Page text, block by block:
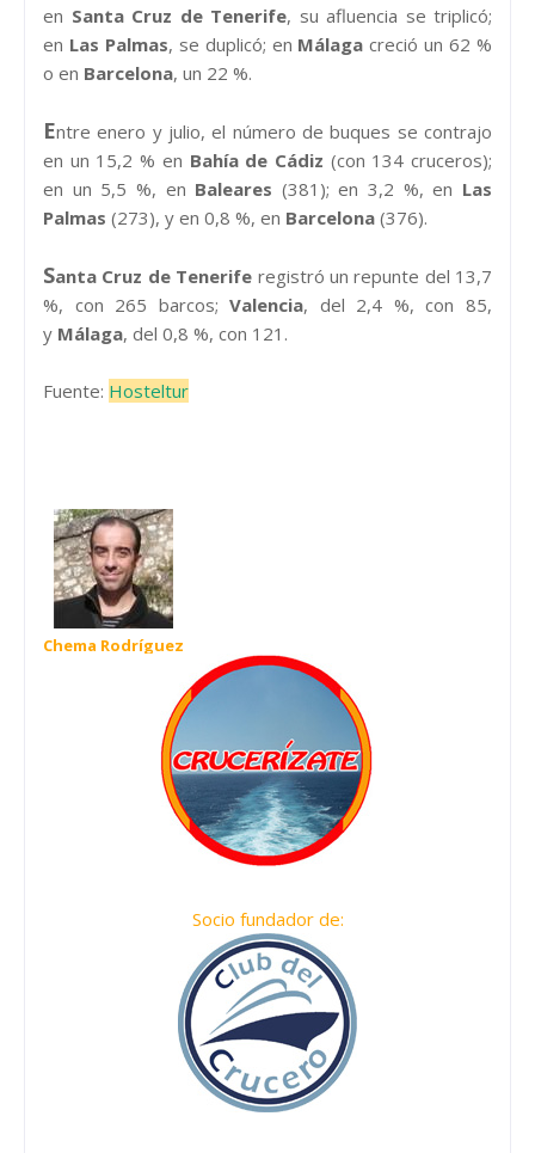
en Santa Cruz de Tenerife, su afluencia se triplicó;
en Las Palmas, se duplicó; en Málaga creció un 62 %
o en Barcelona, un 22 %.
Entre enero y julio, el número de buques se contrajo
en un 15,2 % en Bahía de Cádiz (con 134 cruceros);
en un 5,5 %, en Baleares (381); en 3,2 %, en Las
Palmas (273), y en 0,8 %, en Barcelona (376).
Santa Cruz de Tenerife registró un repunte del 13,7
%, con 265 barcos;Valencia, del 2,4 %, con 85,
y Málaga, del 0,8 %, con 121.
Fuente: Hosteltur
Chema Rodríguez
Socio fundador de: